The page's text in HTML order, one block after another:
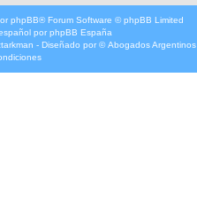
phpBB® Forum Software © phpBB Limited
por phpBB España
- Diseñado por ©Abogados Argentinos